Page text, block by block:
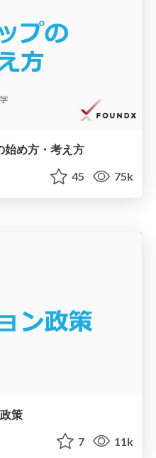
始め方・考え方
45 75k
策
7 11k